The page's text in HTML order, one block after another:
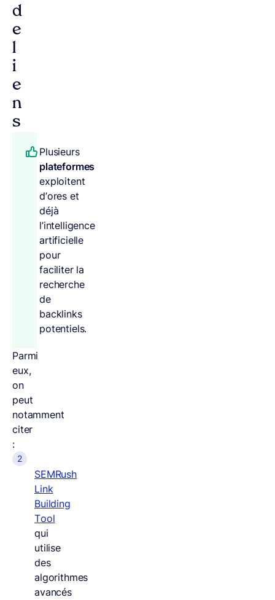
d
e
l
i
e
n
s
Plusieurs
plateformes
exploitent
d’ores et
déjà
l’intelligence
artificielle
pour
faciliter la
recherche
de
backlinks
potentiels.
Parmi
eux,
on
peut
notamment
citer
:
SEMRush
Link
Building
Tool
qui
utilise
des
algorithmes
avancés